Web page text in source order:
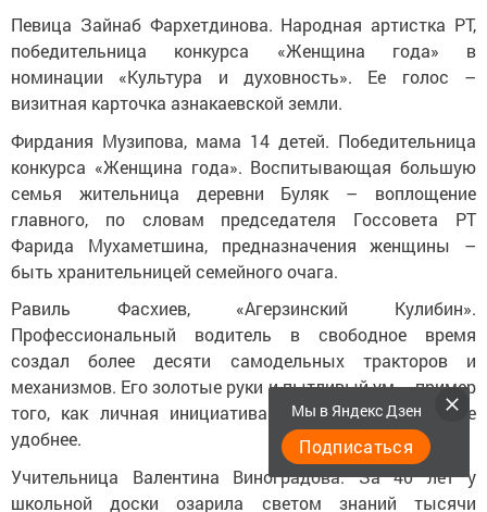
Певица Зайнаб Фархетдинова. Народная артистка РТ,
победительница конкурса «Женщина года» в
номинации «Культура и духовность». Ее голос –
визитная карточка азнакаевской земли.
Фирдания Музипова, мама 14 детей. Победительница
конкурса «Женщина года». Воспитывающая большую
семья жительница деревни Буляк – воплощение
главного, по словам председателя Госсовета РТ
Фарида Мухаметшина, предназначения женщины –
быть хранительницей семейного очага.
Равиль Фасхиев, «Агерзинский Кулибин».
Профессиональный водитель в свободное время
создал более десяти самодельных тракторов и
механизмов. Его золотые руки и пытливый ум – пример
того, как личная инициатива делает жизнь на селе
удобнее.
Учительница Валентина Виноградова. За 40 лет у
школьной доски озарила светом знаний тысячи
Мы в Яндекс Дзен
Подписаться